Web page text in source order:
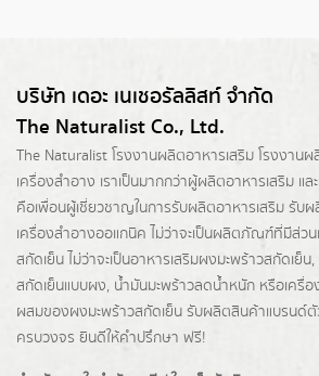
บริษัท เดอะ เนเชอรัลลิสท์ จำกัด
The Naturalist Co., Ltd.
The Naturalist โรงงานผลิตอาหารเสริม โรงงาน
เครื่องสำอาง เราเป็นมากกว่าผู้ผลิตอาหารเสริม แล
คือเพื่อนผู้เชี่ยวชาญในการรับผลิตอาหารเสริม รับ
เครื่องสำอางออแกนิค ไม่ว่าจะเป็นผลิตภัณฑ์ที่มีส่ว
สกัดเย็น ไม่ว่าจะเป็นอาหารเสริมผงมะพร้าวสกัดเ
สกัดเย็นแบบผง, น้ำมันมะพร้าวลดน้ำหนัก หรือเครื่
ผสมของผงมะพร้าวสกัดเย็น รับผลิตสินค้าแบรนด์ตั
ครบวงจร ยินดีให้คำปรึกษา ฟรี!